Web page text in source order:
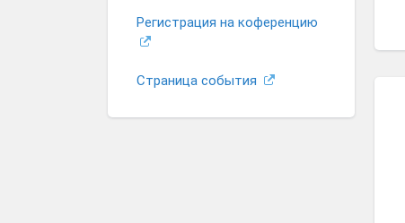
Регистрация на коференцию
Страница события